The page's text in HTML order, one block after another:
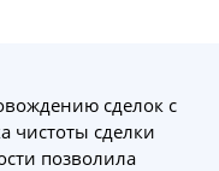
сделок с
чистоты сделки
позволила